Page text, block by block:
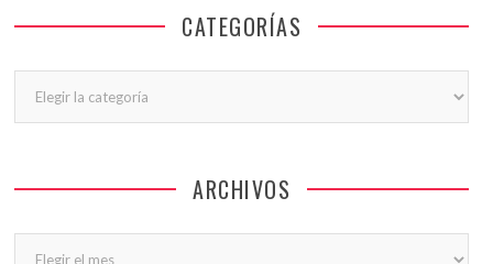
CATEGORÍAS
ARCHIVOS